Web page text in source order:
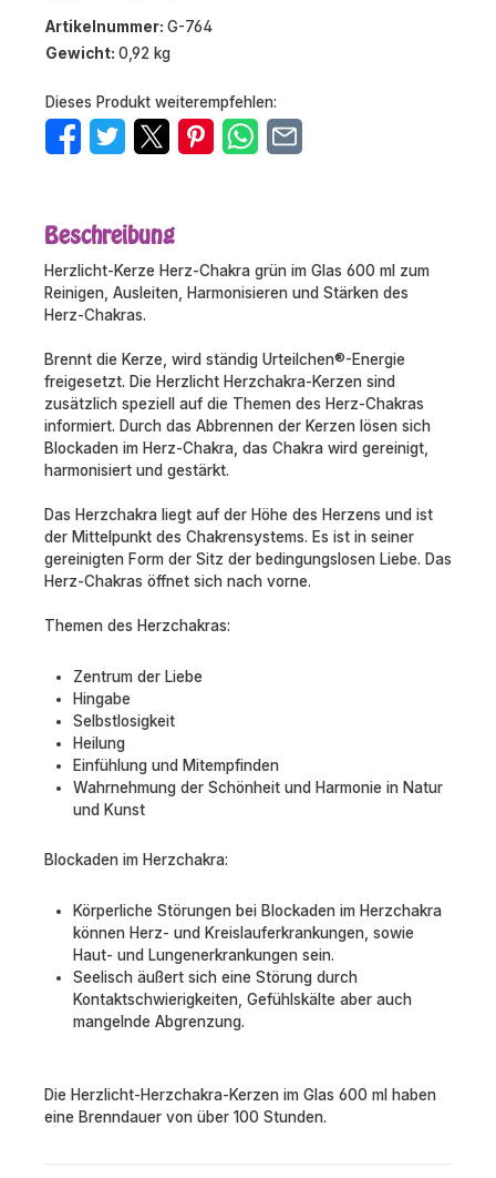
Artikelnummer: G-764
Gewicht: 0,92 kg
Dieses Produkt weiterempfehlen:
Beschreibung
Herzlicht-Kerze Herz-Chakra grün im Glas 600 ml zum
Reinigen, Ausleiten, Harmonisieren und Stärken des
Herz-Chakras.
Brennt die Kerze, wird ständig Urteilchen®-Energie
freigesetzt. Die Herzlicht Herzchakra-Kerzen sind
zusätzlich speziell auf die Themen des Herz-Chakras
informiert. Durch das Abbrennen der Kerzen lösen sich
Blockaden im Herz-Chakra, das Chakra wird gereinigt,
harmonisiert und gestärkt.
Das Herzchakra liegt auf der Höhe des Herzens und ist
der Mittelpunkt des Chakrensystems. Es ist in seiner
gereinigten Form der Sitz der bedingungslosen Liebe. Das
Herz-Chakras öffnet sich nach vorne.
Themen des Herzchakras:
Zentrum der Liebe
Hingabe
Selbstlosigkeit
Heilung
Einfühlung und Mitempfinden
Wahrnehmung der Schönheit und Harmonie in Natur
und Kunst
Blockaden im Herzchakra:
Körperliche Störungen bei Blockaden im Herzchakra
können Herz- und Kreislauferkrankungen, sowie
Haut- und Lungenerkrankungen sein.
Seelisch äußert sich eine Störung durch
Kontaktschwierigkeiten, Gefühlskälte aber auch
mangelnde Abgrenzung.
Die Herzlicht-Herzchakra-Kerzen im Glas 600 ml haben
eine Brenndauer von über 100 Stunden.